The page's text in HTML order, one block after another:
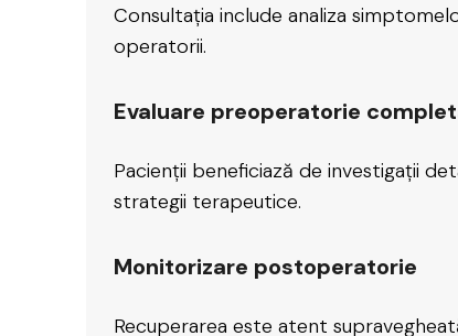
Consultația include analiza
operatorii.
Evaluare preoperatorie
Pacienții beneficiază de investigații
strategii terapeutice.
Monitorizare postoperatorie
Recuperarea este atent